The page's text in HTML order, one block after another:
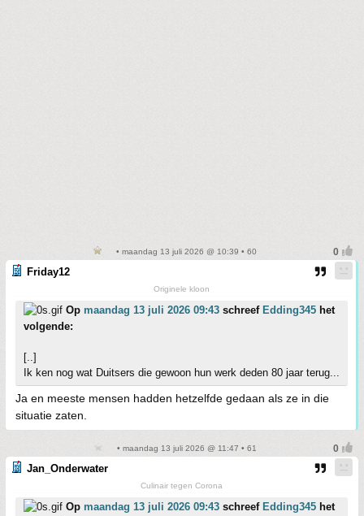
• maandag 13 juli 2026 @ 10:39 • 60
Friday12
Originele kloon
Op maandag 13 juli 2026 09:43 schreef Edding345 het
volgende:
[..]
Ik ken nog wat Duitsers die gewoon hun werk deden 80 jaar terug...
Ja en meeste mensen hadden hetzelfde gedaan als ze in die
situatie zaten.
• maandag 13 juli 2026 @ 11:47 • 61
Jan_Onderwater
Culinair tegen Corona
Op maandag 13 juli 2026 09:43 schreef Edding345 het